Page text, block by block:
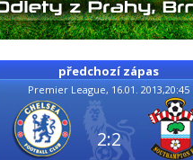
předchozí zápas
Premier League, 16.01. 2013,20:45
2:2